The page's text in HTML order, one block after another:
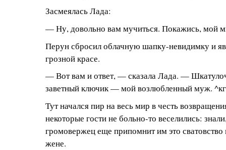
Засмеялась Лада:
— Ну, довольно вам мучиться. Покажись, мой
Перун сбросил облачную шапку-невидимку и
грозной красе.
— Вот вам и ответ, — сказала Лада. —
заветный ключик — мой возлюбленный муж.
Тут начался пир на весь мир в честь
некоторые гости не больно-то веселились:
громовержец еще припомнит им это сватовство
жене.